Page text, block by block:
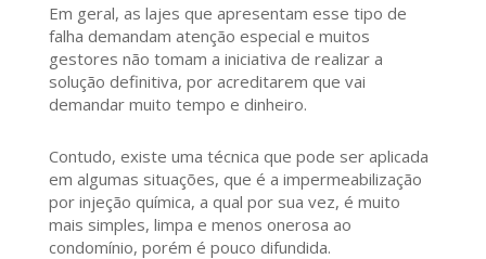
Em geral, as lajes que apresentam esse tipo de
falha demandam atenção especial e muitos
gestores não tomam a iniciativa de realizar a
solução definitiva, por acreditarem que vai
demandar muito tempo e dinheiro.
Contudo, existe uma técnica que pode ser aplicada
em algumas situações, que é a impermeabilização
por injeção química, a qual por sua vez, é muito
mais simples, limpa e menos onerosa ao
condomínio, porém é pouco difundida.